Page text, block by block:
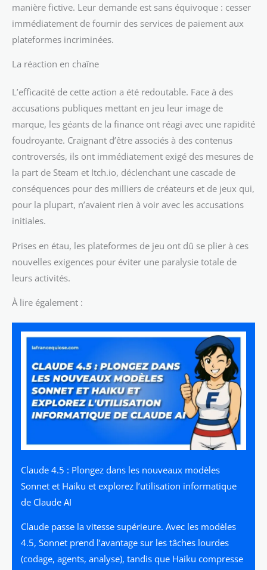
manière fictive. Leur demande est sans équivoque : cesser
immédiatement de fournir des services de paiement aux
plateformes incriminées.
La réaction en chaîne
L’efficacité de cette action a été redoutable. Face à des
accusations publiques mettant en jeu leur image de
marque, les géants de la finance ont réagi avec une rapidité
foudroyante. Craignant d’être associés à des contenus
controversés, ils ont immédiatement exigé des mesures de
la part de Steam et Itch.io, déclenchant une cascade de
conséquences pour des milliers de créateurs et de jeux qui,
pour la plupart, n’avaient rien à voir avec les accusations
initiales.
Prises en étau, les plateformes de jeu ont dû se plier à ces
nouvelles exigences pour éviter une paralysie totale de
leurs activités.
À lire également :
Claude 4.5 : Plongez dans les nouveaux modèles
Sonnet et Haiku et explorez l’utilisation informatique
de Claude AI
Claude passe la vitesse supérieure. Avec les modèles
4.5, Sonnet prend l’avantage sur les tâches lourdes
(codage, agents, analyse), tandis que Haiku compresse